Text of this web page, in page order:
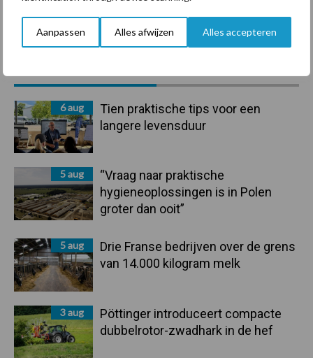
Aanpassen Alles afwijzen Alles accepteren
Sidebar
6 aug
Tien praktische tips voor een
langere levensduur
5 aug
“Vraag naar praktische
hygieneoplossingen is in Polen
groter dan ooit”
5 aug
Drie Franse bedrijven over de grens
van 14.000 kilogram melk
3 aug
Pöttinger introduceert compacte
dubbelrotor-zwadhark in de hef